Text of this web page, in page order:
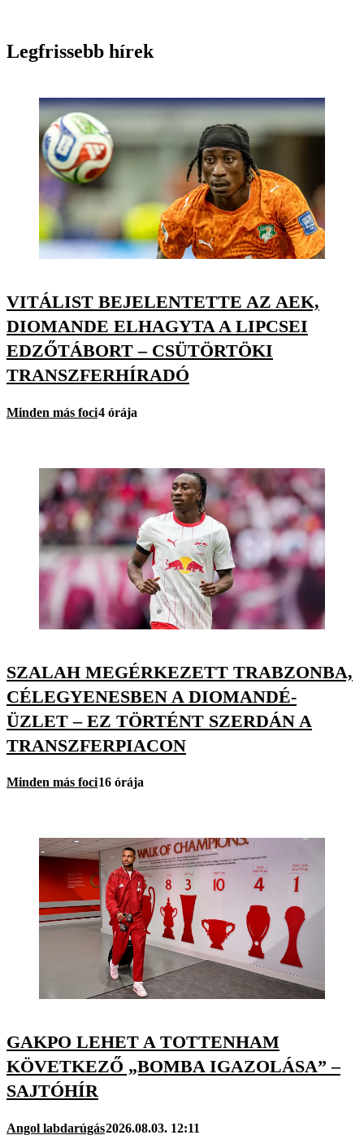
Legfrissebb hírek
VITÁLIST BEJELENTETTE AZ AEK,
DIOMANDE ELHAGYTA A LIPCSEI
EDZŐTÁBORT – CSÜTÖRTÖKI
TRANSZFERHÍRADÓ
Minden más foci4 órája
SZALAH MEGÉRKEZETT TRABZONBA,
CÉLEGYENESBEN A DIOMANDÉ-
ÜZLET – EZ TÖRTÉNT SZERDÁN A
TRANSZFERPIACON
Minden más foci16 órája
GAKPO LEHET A TOTTENHAM
KÖVETKEZŐ „BOMBA IGAZOLÁSA” –
SAJTÓHÍR
Angol labdarúgás2026.08.03. 12:11